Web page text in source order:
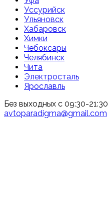
Уссурийск
Ульяновск
Хабаровск
Химки
Чебоксары
Челябинск
Чита
Электросталь
Ярославль
Без выходных с 09:30-21:30
avtoparadigma@gmail.com